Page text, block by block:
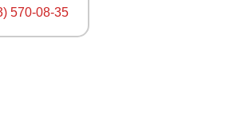
570-08-35